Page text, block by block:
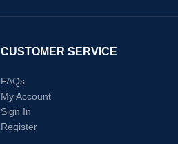
CUSTOMER SERVICE
FAQs
My Account
Sign In
Register